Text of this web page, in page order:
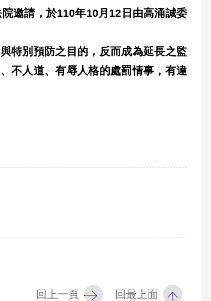
邀請，於110年10月 12 日由高涌誠委
特別預防之目的，反而成為延長之監
不人道、有辱人格的處罰情事，有違
回上一頁 回最上面